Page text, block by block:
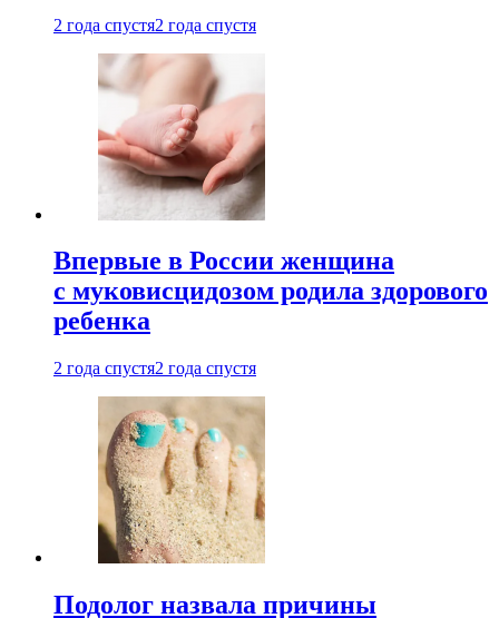
2 года спустя2 года спустя
Впервые в России женщина
с муковисцидозом родила здорового
ребенка
2 года спустя2 года спустя
Подолог назвала причины